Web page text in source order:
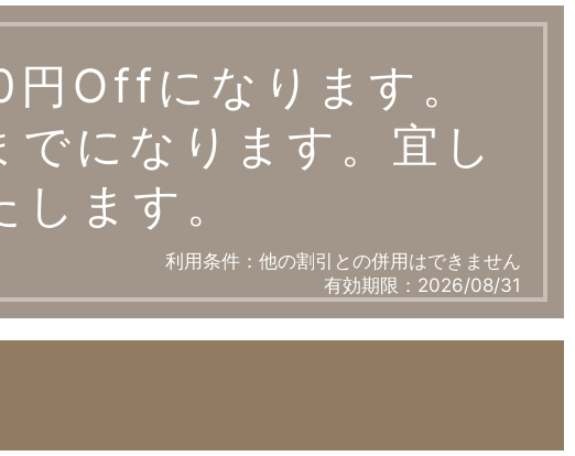
Offになります。
でになります。宜し
します。
利用条件：他の割引との併用はできません
有効期限：2026/08/31